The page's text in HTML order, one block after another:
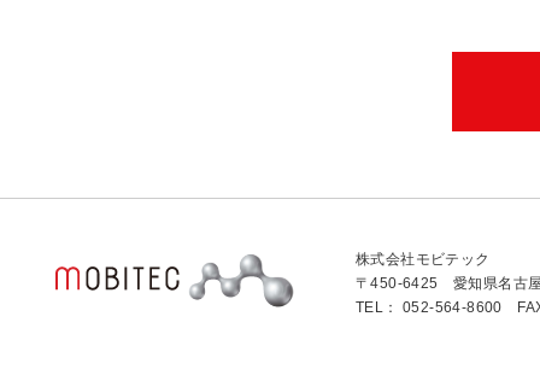
株式会社モビテック
〒450-6425 愛知県名古
TEL： 052-564-8600